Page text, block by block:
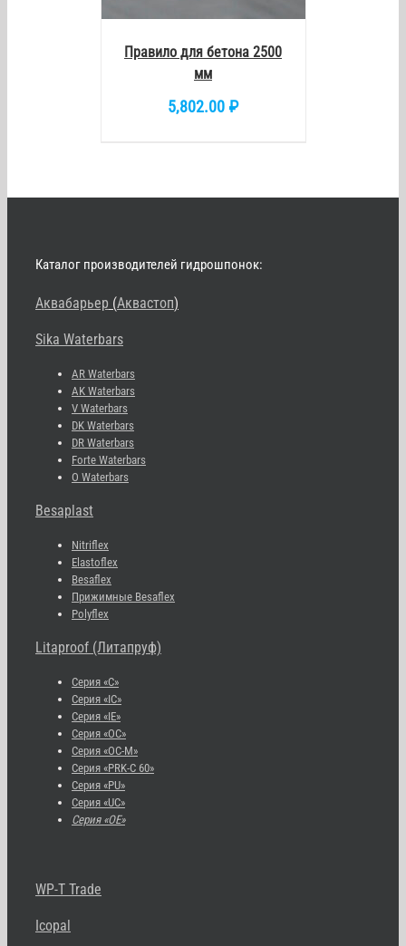
Правило для бетона 2500
мм
5,802.00 ₽
Каталог производителей гидрошпонок:
Аквабарьер (Аквастоп)
Sika Waterbars
AR Waterbars
AK Waterbars
V Waterbars
DK Waterbars
DR Waterbars
Forte Waterbars
O Waterbars
Besaplast
Nitriflex
Elastoflex
Besaflex
Прижимные Besaflex
Polyflex
Litaproof (Литапруф)
Серия «С»
Серия «IC»
Серия «IE»
Серия «OC»
Серия «OC-M»
Серия «PRK-C 60»
Серия «PU»
Серия «UC»
Серия «OE»
WP-T Trade
Icopal